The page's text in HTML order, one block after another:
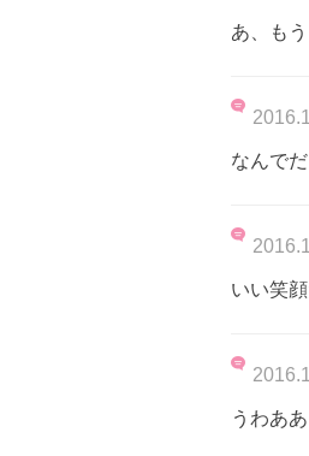
あ、も
なんで
いい笑
うわあ